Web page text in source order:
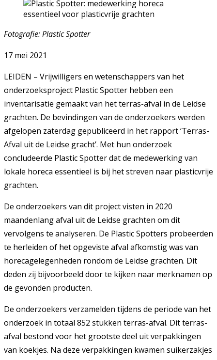
Fotografie: Plastic Spotter
17 mei 2021
LEIDEN – Vrijwilligers en wetenschappers van het
onderzoeksproject Plastic Spotter hebben een
inventarisatie gemaakt van het terras-afval in de Leidse
grachten. De bevindingen van de onderzoekers werden
afgelopen zaterdag gepubliceerd in het rapport ‘Terras-
Afval uit de Leidse gracht’. Met hun onderzoek
concludeerde Plastic Spotter dat de medewerking van
lokale horeca essentieel is bij het streven naar plasticvrije
grachten.
De onderzoekers van dit project visten in 2020
maandenlang afval uit de Leidse grachten om dit
vervolgens te analyseren. De Plastic Spotters probeerden
te herleiden of het opgeviste afval afkomstig was van
horecagelegenheden rondom de Leidse grachten. Dit
deden zij bijvoorbeeld door te kijken naar merknamen op
de gevonden producten.
De onderzoekers verzamelden tijdens de periode van het
onderzoek in totaal 852 stukken terras-afval. Dit terras-
afval bestond voor het grootste deel uit verpakkingen
van koekjes. Na deze verpakkingen kwamen suikerzakjes